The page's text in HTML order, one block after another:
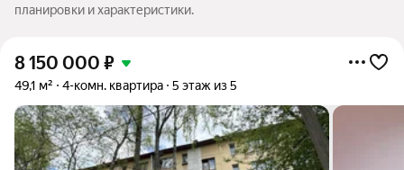
планировки и характеристики.
8 150 000 ₽
49,1 м² 4-комн. квартира 5 этаж из 5